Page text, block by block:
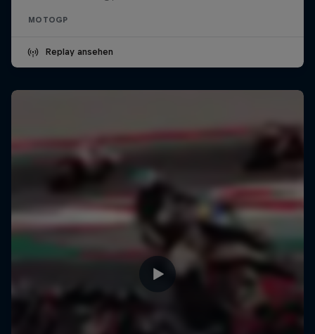
MOTOGP
Replay ansehen